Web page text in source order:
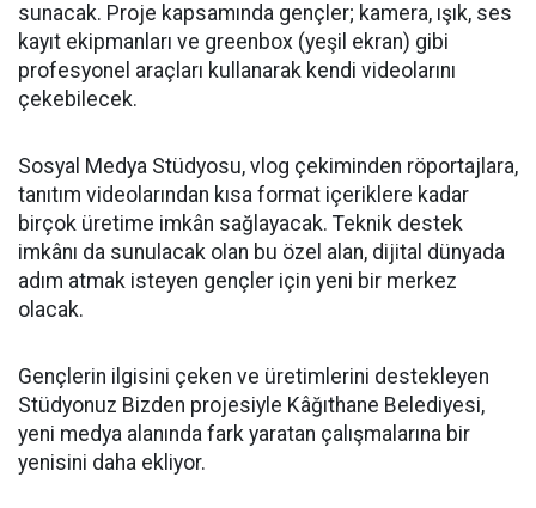
sunacak. Proje kapsamında gençler; kamera, ışık, ses
kayıt ekipmanları ve greenbox (yeşil ekran) gibi
profesyonel araçları kullanarak kendi videolarını
çekebilecek.
Sosyal Medya Stüdyosu, vlog çekiminden röportajlara,
tanıtım videolarından kısa format içeriklere kadar
birçok üretime imkân sağlayacak. Teknik destek
imkânı da sunulacak olan bu özel alan, dijital dünyada
adım atmak isteyen gençler için yeni bir merkez
olacak.
Gençlerin ilgisini çeken ve üretimlerini destekleyen
Stüdyonuz Bizden projesiyle Kâğıthane Belediyesi,
yeni medya alanında fark yaratan çalışmalarına bir
yenisini daha ekliyor.